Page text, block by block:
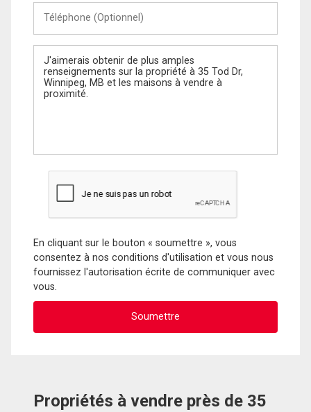
(Optionnel)
Message
En cliquant sur le bouton « soumettre », vous
consentez à nos conditions d'utilisation et vous nous
fournissez l'autorisation écrite de communiquer avec
vous.
Propriétés à vendre près de 35